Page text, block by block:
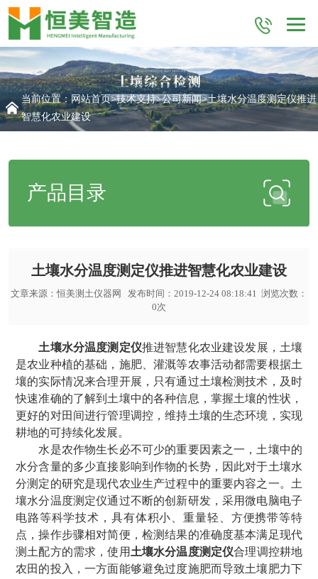
当前位置： 网站首页>技术支持>公司新闻>土壤水分温度测定仪推进
智慧化农业建设
产品目录
土壤水分温度测定仪推进智慧化农业建设
文章来源： 恒美测土仪器网
发布时间：2019-12-24 08:18:41 浏览次数：
0次
土壤水分温度测定仪推进智慧化农业建设发展，土壤
是农业种植的基础，施肥、灌溉等农事活动都需要根据土
壤的实际情况来合理开展，只有通过土壤检测技术，及时
快速准确的了解到土壤中的各种信息，掌握土壤的性状，
更好的对田间进行管理调控，维持土壤的生态环境，实现
耕地的可持续化发展。
水是农作物生长必不可少的重要因素之一，土壤中的
水分含量的多少直接影响到作物的长势，因此对于土壤水
分测定的研究是现代农业生产过程中的重要内容之一。土
壤水分温度测定仪通过不断的创新研发，采用微电脑电子
电路等科学技术，具有体积小、重量轻、方便携带等特
点，操作步骤相对简便，检测结果的准确度基本满足现代
测土配方的需求，使用 土壤水分温度测定仪合理调控耕地
农田的投入，一方面能够避免过度施肥而导致土壤肥力下